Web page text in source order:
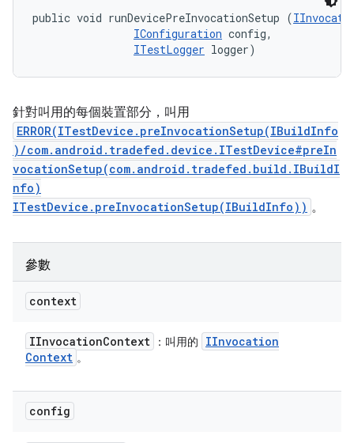
public void runDevicePreInvocationSetup (
IConfiguration config,
ITestLogger logger)
針對叫用的每個裝置部分，叫用
ERROR(ITestDevice.preInvocationSetup(IBuildInfo
)/com.android.tradefed.device.ITestDevice#preIn
vocationSetup(com.android.tradefed.build.IBuildI
nfo)
ITestDevice.preInvocationSetup(IBuildInfo)) 。
參數
context
IInvocationContext ：叫用的
IInvocation
Context 。
config